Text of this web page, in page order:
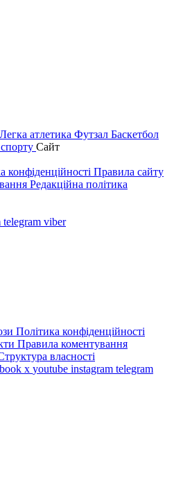
Легка атлетика Футзал Баскетбол
Сайт
конфіденційності Правила сайту
Редакційна політика
telegram viber
Політика конфіденційності
Правила коментування
власності
x youtube instagram telegram